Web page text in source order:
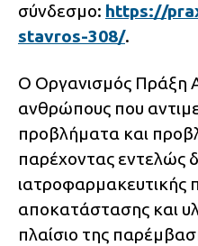
σύνδεσμο: https://
stavros-308/.
Ο Οργανισμός Πράξη
ανθρώπους που
προβλήματα και
παρέχοντας εντελώς
ιατροφαρμακευτικής
αποκατάστασης και
πλαίσιο της